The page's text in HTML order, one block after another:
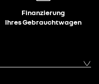
Finanzierung
Ihres Gebrauchtwagen